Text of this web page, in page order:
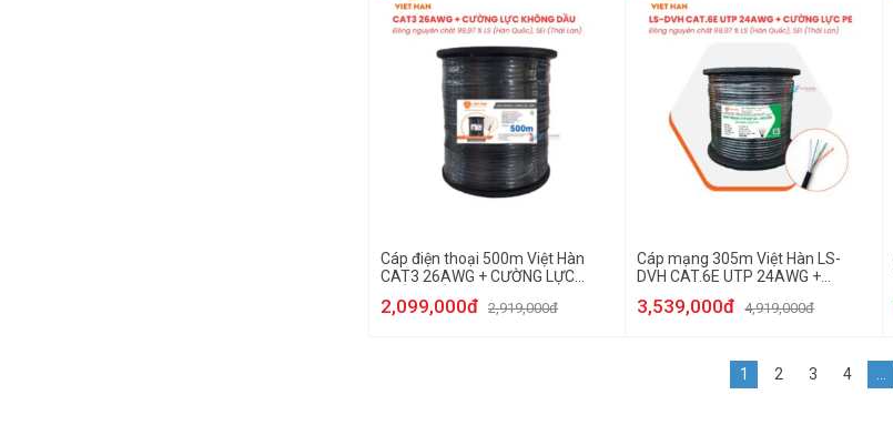
Cáp điện thoại 500m Việt Hàn
CAT3 26AWG + CƯỜNG LỰC
2,099,000đ 2,919,000đ
Cáp mạng 305m Việt Hàn LS-
DVH CAT.6E UTP 24AWG +
3,539,000đ 4,919,000đ
1 2 3 4